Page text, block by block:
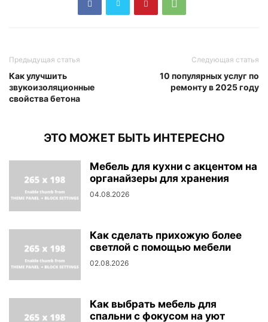
Предыдущая статья
Как улучшить
звукоизоляционные
свойства бетона
Следующая статья
10 популярных услуг по
ремонту в 2025 году
ЭТО МОЖЕТ БЫТЬ ИНТЕРЕСНО
Мебель для кухни с акцентом на
органайзеры для хранения
04.08.2026
Как сделать прихожую более
светлой с помощью мебели
02.08.2026
Как выбрать мебель для
спальни с фокусом на уют